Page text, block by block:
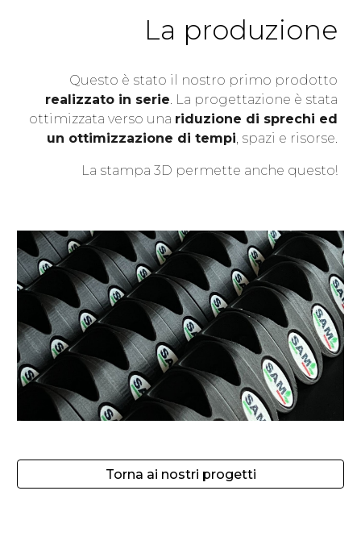
La produzione
Questo è stato il nostro primo prodotto
realizzato in serie. La progettazione è stata
ottimizzata verso una riduzione di sprechi ed
un ottimizzazione di tempi, spazi e risorse.
La stampa 3D permette anche questo!
Torna ai nostri progetti